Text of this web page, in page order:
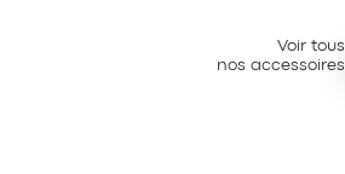
Voir tous
nos accessoires